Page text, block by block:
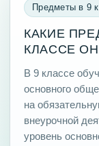
Предметы в 9
КАКИЕ
КЛАССЕ
В 9 классе
основного
на
внеурочной
уровень